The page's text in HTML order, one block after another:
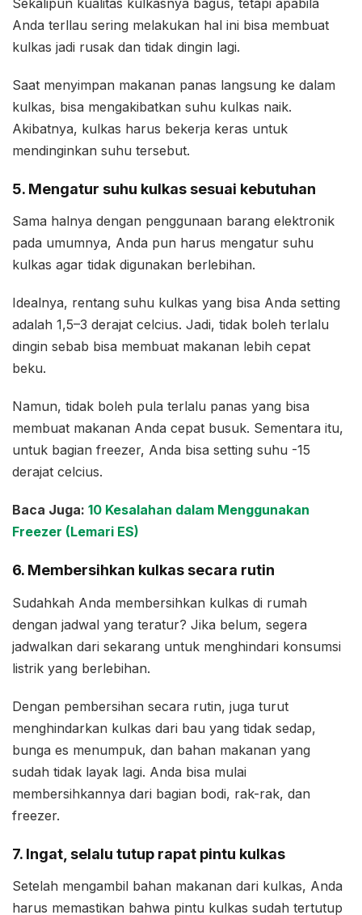
Anda terllau sering melakukan hal ini bisa membuat
kulkas jadi rusak dan tidak dingin lagi.
Saat menyimpan makanan panas langsung ke dalam
kulkas, bisa mengakibatkan suhu kulkas naik.
Akibatnya, kulkas harus bekerja keras untuk
mendinginkan suhu tersebut.
5. Mengatur suhu kulkas sesuai kebutuhan
Sama halnya dengan penggunaan barang elektronik
pada umumnya, Anda pun harus mengatur suhu
kulkas agar tidak digunakan berlebihan.
Idealnya, rentang suhu kulkas yang bisa Anda setting
adalah 1,5–3 derajat celcius. Jadi, tidak boleh terlalu
dingin sebab bisa membuat makanan lebih cepat
beku.
Namun, tidak boleh pula terlalu panas yang bisa
membuat makanan Anda cepat busuk. Sementara itu,
untuk bagian freezer, Anda bisa setting suhu -15
derajat celcius.
Baca Juga: 10 Kesalahan dalam Menggunakan
Freezer (Lemari ES)
6. Membersihkan kulkas secara rutin
Sudahkah Anda membersihkan kulkas di rumah
dengan jadwal yang teratur? Jika belum, segera
jadwalkan dari sekarang untuk menghindari konsumsi
listrik yang berlebihan.
Dengan pembersihan secara rutin, juga turut
menghindarkan kulkas dari bau yang tidak sedap,
bunga es menumpuk, dan bahan makanan yang
sudah tidak layak lagi. Anda bisa mulai
membersihkannya dari bagian bodi, rak-rak, dan
freezer.
7. Ingat, selalu tutup rapat pintu kulkas
Setelah mengambil bahan makanan dari kulkas, Anda
harus memastikan bahwa pintu kulkas sudah tertutup